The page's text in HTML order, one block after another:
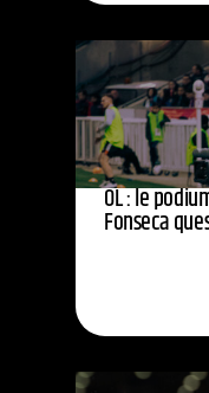
OL : le
Fonseca